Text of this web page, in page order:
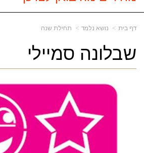
דף בית נושא נלמד תחילת שנה
שבלונה סמיילי